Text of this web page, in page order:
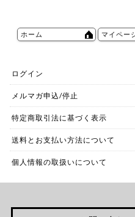
ホーム マイペー
ログイン
メルマガ申込/停止
特定商取引法に基づく表示
送料とお支払い方法について
個人情報の取扱いについて